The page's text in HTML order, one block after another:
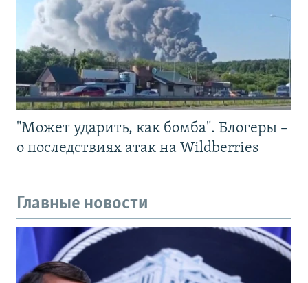
"Может ударить, как бомба". Блогеры –
о последствиях атак на Wildberries
Главные новости